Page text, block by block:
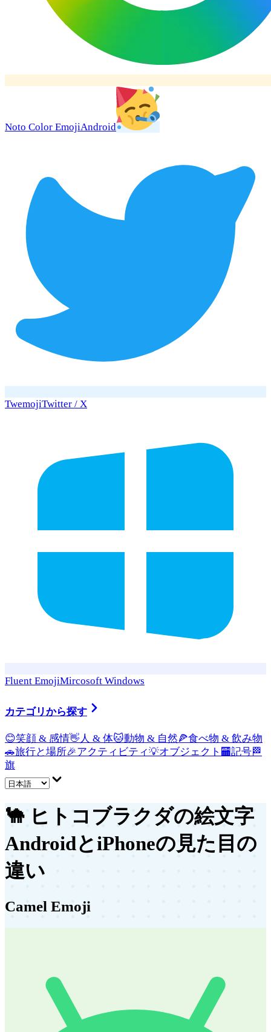
Noto Color EmojiAndroid
TwemojiTwitter / X
Fluent EmojiMircosoft Windows
カテゴリから探す
😊笑顔 & 感情👋 人 & 体🐱動物 & 自然🍕食べ物 & 飲み物
🚗旅行と場所🎉アクティビティ💡オブジェクト 🏧記号🏁
旗
🐪 ヒトコブラクダの絵文字
AndroidとiPhoneの見た目の
違い
Camel Emoji